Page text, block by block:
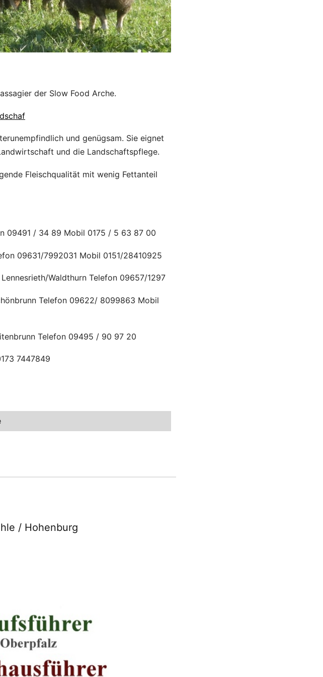
der Slow Food Arche.
und genügsam. Sie eignet
und die Landschaftspflege.
Fleischqualität mit wenig Fettanteil
09491 / 34 89 Mobil 0175 / 5 63 87 00
09631/7992031 Mobil 0151/28410925
Waldthurn Telefon 09657/1297
Telefon 09622/ 8099863 Mobil
Telefon 09495 / 90 97 20
7447849
/ Hohenburg